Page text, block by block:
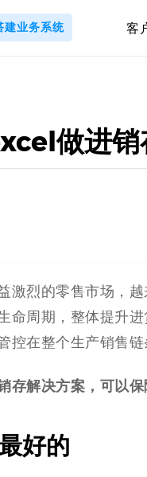
建业务系统 客
做进销
激烈的零售市场，
命周期，整体提升
控在整个生产销售链
存解决方案 ，可以
好的